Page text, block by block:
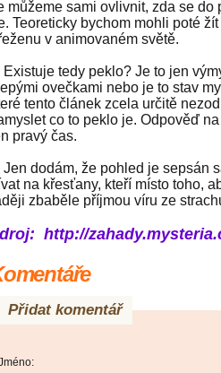
můžeme sami ovlivnit, zda se
Teoreticky bychom mohli poté
v animovaném světě.
tedy peklo? Je to jen
ovečkami nebo je to stav
tento článek zcela určitě
co to peklo je. Odpověď
pravý čas.
dodám, že pohled je sepsán
na křesťany, kteří místo toho,
zbaběle příjmou víru ze
http://
Přidat komentář